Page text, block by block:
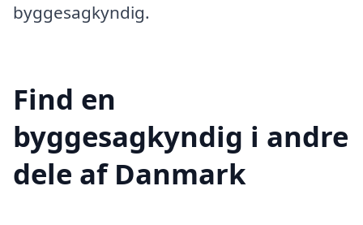
byggesagkyndig.
Find en
byggesagkyndig i andre
dele af Danmark